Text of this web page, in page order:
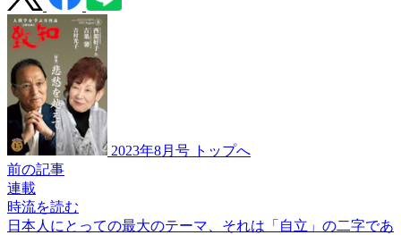
2023年8月号 トップへ
前の記事
連載
時流を読む
日本人にとっての最大のテーマ、それは 「自立」の二字であ